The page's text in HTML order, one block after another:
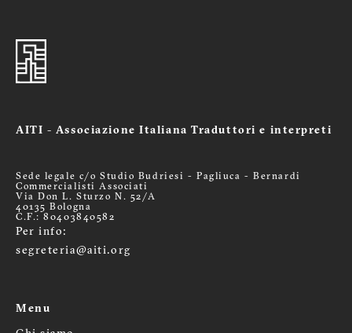
AITI - Associazione Italiana Traduttori e interpreti
Sede legale c/o Studio Budriesi - Pagliuca - Bernardi
Commercialisti Associati
Via Don L. Sturzo N. 52/A
40135 Bologna
C.F.: 80403840582
Per info:
segreteria@aiti.org
Menu